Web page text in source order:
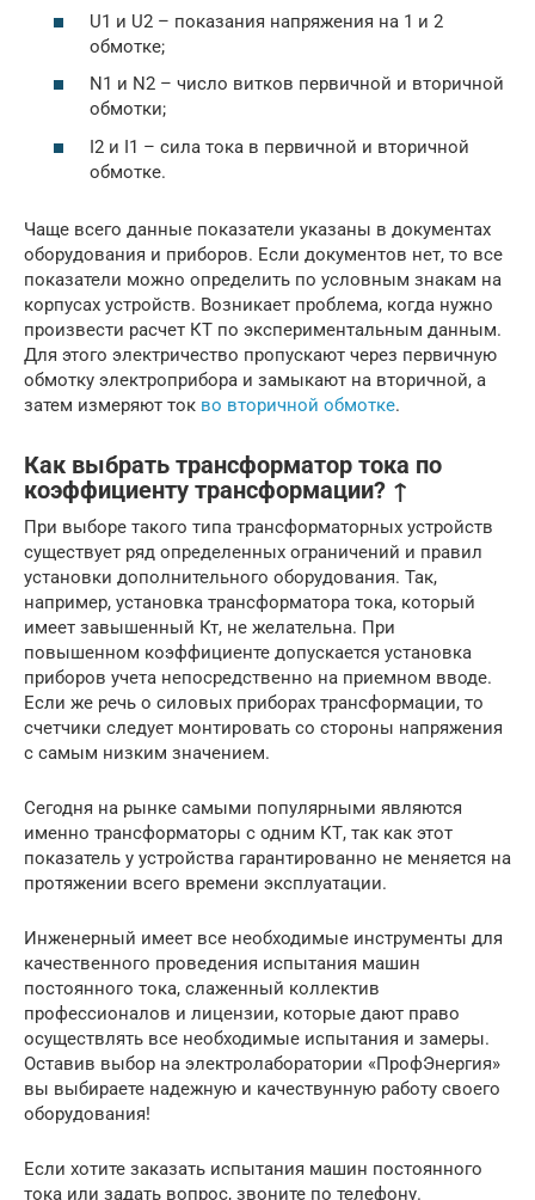
U1 и U2 – показания напряжения на 1 и 2
обмотке;
N1 и N2 – число витков первичной и вторичной
обмотки;
I2 и I1 – сила тока в первичной и вторичной
обмотке.
Чаще всего данные показатели указаны в документах
оборудования и приборов. Если документов нет, то все
показатели можно определить по условным знакам на
корпусах устройств. Возникает проблема, когда нужно
произвести расчет КТ по экспериментальным данным.
Для этого электричество пропускают через первичную
обмотку электроприбора и замыкают на вторичной, а
затем измеряют ток во вторичной обмотке.
Как выбрать трансформатор тока по
коэффициенту трансформации? ↑
При выборе такого типа трансформаторных устройств
существует ряд определенных ограничений и правил
установки дополнительного оборудования. Так,
например, установка трансформатора тока, который
имеет завышенный Кт, не желательна. При
повышенном коэффициенте допускается установка
приборов учета непосредственно на приемном вводе.
Если же речь о силовых приборах трансформации, то
счетчики следует монтировать со стороны напряжения
с самым низким значением.
Сегодня на рынке самыми популярными являются
именно трансформаторы с одним КТ, так как этот
показатель у устройства гарантированно не меняется на
протяжении всего времени эксплуатации.
Инженерный имеет все необходимые инструменты для
качественного проведения испытания машин
постоянного тока, слаженный коллектив
профессионалов и лицензии, которые дают право
осуществлять все необходимые испытания и замеры.
Оставив выбор на электролаборатории «ПрофЭнергия»
вы выбираете надежную и качествунную работу своего
оборудования!
Если хотите заказать испытания машин постоянного
тока или задать вопрос, звоните по телефону.